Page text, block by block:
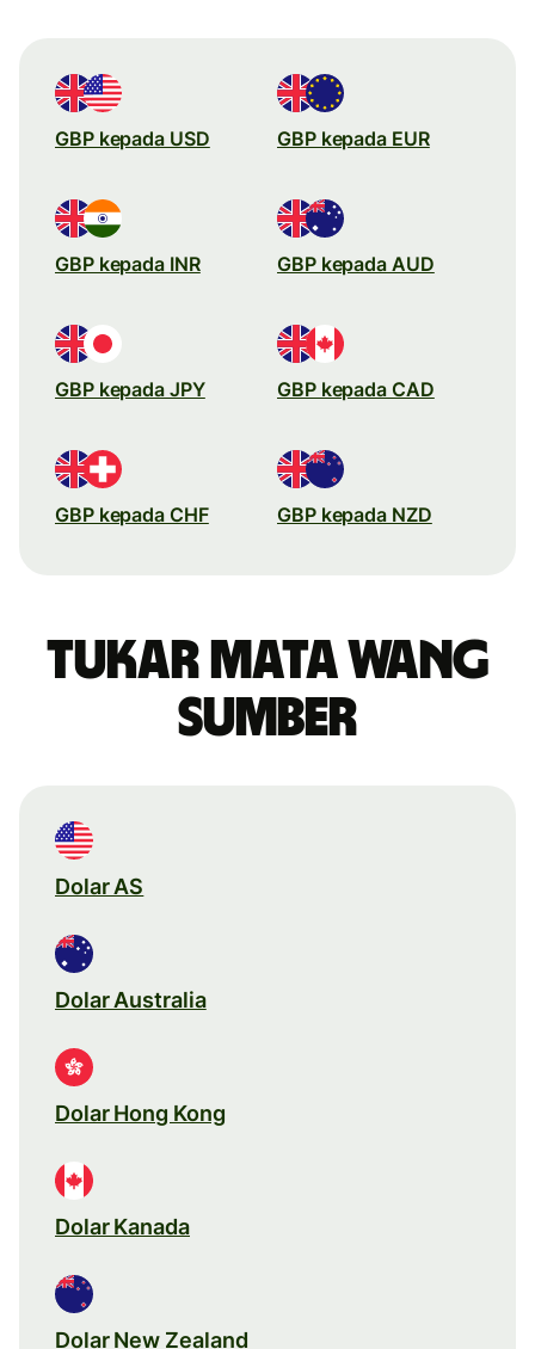
GBP kepada USD GBP kepada EUR
GBP kepada INR GBP kepada AUD
GBP kepada JPY GBP kepada CAD
GBP kepada CHF GBP kepada NZD
Tukar mata wang
sumber
Dolar AS
Dolar Australia
Dolar Hong Kong
Dolar Kanada
Dolar New Zealand